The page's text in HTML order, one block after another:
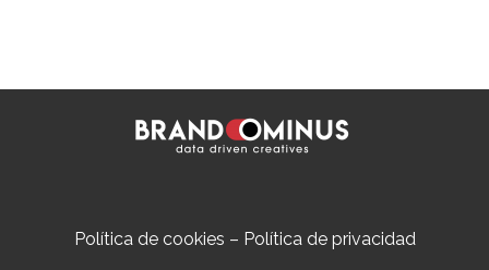
Política de cookies – Política de privacidad